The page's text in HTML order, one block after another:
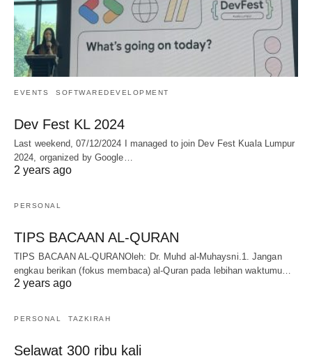
EVENTS SOFTWAREDEVELOPMENT
Dev Fest KL 2024
Last weekend, 07/12/2024 I managed to join Dev Fest Kuala Lumpur
2024, organized by Google…
2 years ago
PERSONAL
TIPS BACAAN AL-QURAN
TIPS BACAAN AL-QURANOleh: Dr. Muhd al-Muhaysni.1. Jangan
engkau berikan (fokus membaca) al-Quran pada lebihan waktumu…
2 years ago
PERSONAL TAZKIRAH
Selawat 300 ribu kali